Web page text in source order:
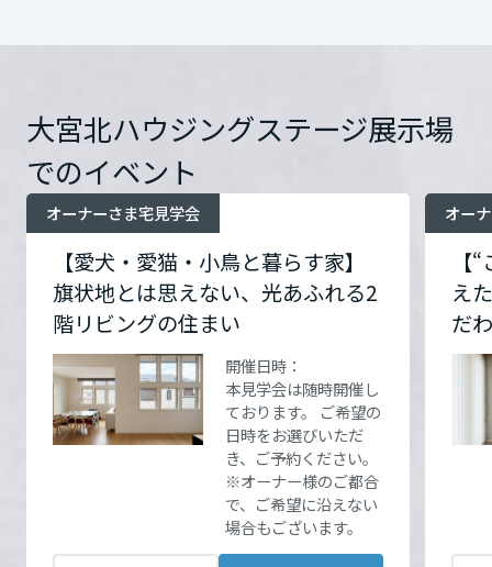
これから住まいをご検討の方
多彩な動画やこだわりが詰まった建築実例、注目の最新情報など、住
まいづくりを楽しく学べるデジタルラウンジです。
ホームラウンジ 新築・戸建て
ホームラウンジ 土地活用・賃貸経営
実例動画や基礎知識、収納の工夫など、理想の住まいを叶えるリフォ
ミサワゼネラルソリューション
ツや、ミサワホームからの大切なお知らせなど配信しています。
ミサワオーナーズクラブ
中途採用
障がい者採用
ウエルネス事業
海外事業
大宮北ハウジングステージ展示場
でのイベント
【愛犬・愛猫・小鳥と暮らす家】
旗状地とは思えない、光あふれる2
階リビングの住まい
オーナーさま宅見学会
開催日時：
本見学会は随時開催し
ております。 ご希望の
日時をお選びいただ
き、ご予約ください。
※オーナー様のご都合
で、ご希望に沿えない
場合もございます。
【
え
だ
オー
茨城県
栃木県
群馬県
埼玉県
千葉県
神奈川県
さい。 ※オーナー様のご都
合で、ご希望に沿えない場
合もございます。
開催場所
お客様宅の為、展示場に集
合の上ご案内させて頂きま
す（ご予約受付後に営業担
当者よりご連絡いたしま
す）詳細を見る
お問い合
電話：0120-138-330
営業時間：10:00～17:00
担当者：山田 健介
さい。 ※オーナー様のご都
合で、ご希望に沿えない場
合もございます。
開催場所
お客様宅の為、展示場に集
合の上ご案内させて頂きま
す（ご予約受付後に営業担
当者よりご連絡いたしま
す）詳細を見る
お問い合
電話：0120-138-330
営業時間：10:00～17:00
担当者：山田 健介